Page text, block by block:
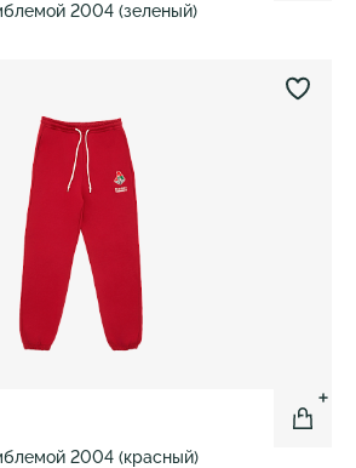
2004 (зеленый)
2004 (красный)